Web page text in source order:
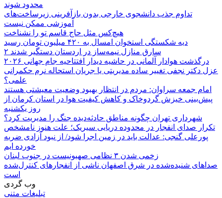
محدود شوند
تداوم جذب دانشجوی خارجی بدون بازآفرینی زیرساخت‌های
آموزشی ممکن نیست
هیچ‌کس مثل حاج قاسم تو را نشناخت
دیه شکستگی استخوان امسال به ۴۲۰ میلیون تومان رسید
۲ سارق منازل نیمه‌ساز در اردستان دستگیر شدند
درگذشت هوادار آلمانی در حاشیه دیدار افتتاحیه جام جهانی ۲۰۲۶
عزل دکتر نجفی تغییر ساده مدیریتی یا جریان استحاله نرم حکمرانی
علمی؟
امام جمعه سراوان: مردم در انتظار بهبود وضعیت معیشتی هستند
پیش‌بینی خیزش گردوخاک و کاهش کیفیت هوا در استان کرمان از
روز یکشنبه
شهرداری تهران چگونه مناطق حادثه‌دیده جنگ را مدیریت کرد؟
تکرار صدای انفجار در محدوده دریایی سیریک؛ علت هنوز نامشخص
پورعلی گنجی: عدالت باید در زمین اجرا شود/ از نبود آزادی ضربه
خورده ایم
زخمی شدن ۳ نظامی صهیونیست در جنوب لبنان
صداهای شنیده‌شده در شرق اصفهان ناشی از انفجارهای کنترل‌شده
است
وب گردی
تبلیغات متنی